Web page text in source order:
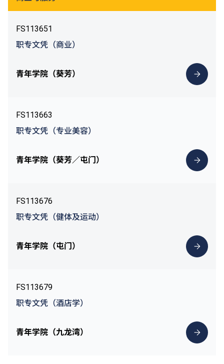
FS113651
职专文凭（商业）
青年学院（葵芳）
FS113663
职专文凭（专业美容）
青年学院（葵芳／屯门）
FS113676
职专文凭（健体及运动）
青年学院（屯门）
FS113679
职专文凭（酒店学）
青年学院（九龙湾）